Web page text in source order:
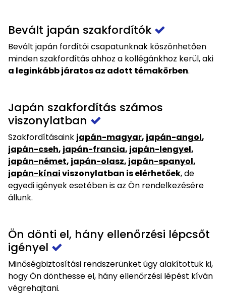
Bevált japán szakfordítók
Bevált japán fordítói csapatunknak köszönhetően
minden szakfordítás ahhoz a kollégánkhoz kerül, aki
a leginkább járatos az adott témakörben.
Japán szakfordítás számos
viszonylatban
Szakfordításaink japán-magyar, japán-angol,
japán-cseh, japán-francia, japán-lengyel,
japán-német, japán-olasz, japán-spanyol,
japán-kínaiviszonylatban is elérhetőek, de
egyedi igények esetében is az Ön rendelkezésére
állunk.
Ön dönti el, hány ellenőrzési lépcsőt
igényel
Minőségbiztosítási rendszerünket úgy alakítottuk ki,
hogy Ön dönthesse el, hány ellenőrzési lépést kíván
végrehajtani.